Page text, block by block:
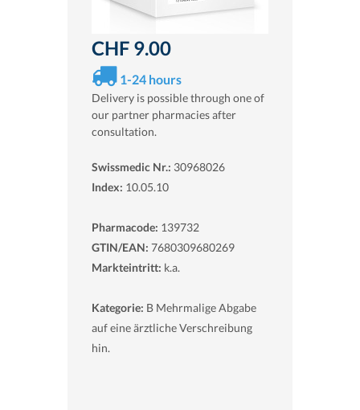
CHF 9.00
1-24 hours
Delivery is possible through one of
our partner pharmacies after
consultation.
Swissmedic Nr.: 30968026
Index: 10.05.10
Pharmacode: 139732
GTIN/EAN: 7680309680269
Markteintritt: k.a.
Kategorie: B Mehrmalige Abgabe
auf eine ärztliche Verschreibung
hin.